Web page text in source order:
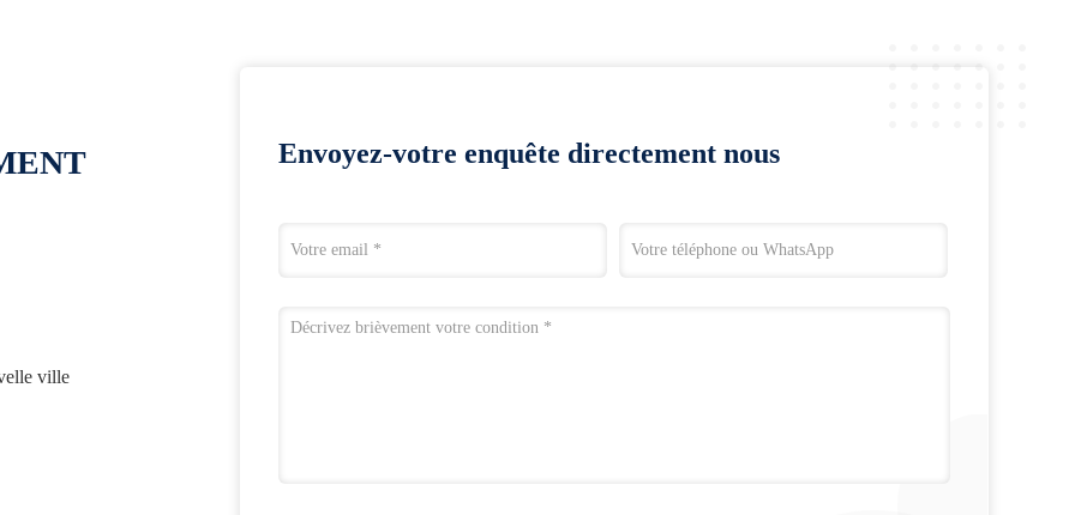
ville
Envoyez-votre enquête directement nous